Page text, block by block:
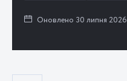
Оновлено 30 липня 2026